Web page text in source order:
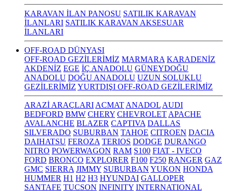
KARAVAN İLAN PANOSU SATILIK KARAVAN
İLANLARI SATILIK KARAVAN AKSESUAR
İLANLARI
OFF-ROAD DÜNYASI
OFF-ROAD GEZİLERİMİZ MARMARA KARADENİZ
AKDENİZ EGE İÇ ANADOLU GÜNEYDOĞU
ANADOLU DOĞU ANADOLU UZUN SOLUKLU
GEZİLERİMİZ YURTDIŞI OFF-ROAD GEZİLERİMİZ
ARAZİ ARAÇLARI ACMAT ANADOL AUDI
BEDFORD BMW CHERY CHEVROLET APACHE
AVALANCHE BLAZER CAPTIVA DALLAS
SILVERADO SUBURBAN TAHOE CITROEN DACIA
DAIHATSU FEROZA TERIOS DODGE DURANGO
NITRO POWERWAGON RAM S100 FIAT - IVECO
FORD BRONCO EXPLORER F100 F250 RANGER GAZ
GMC SIERRA JIMMY SUBURBAN YUKON HONDA
HUMMER H1 H2 H3 HYUNDAI GALLOPER
SANTAFE TUCSON INFINITY INTERNATIONAL